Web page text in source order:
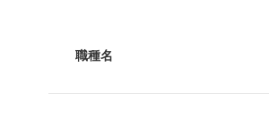
職種名